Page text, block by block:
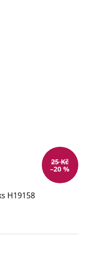
25 Kč
–20 %
H19158